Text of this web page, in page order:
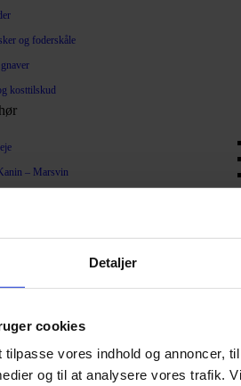
Detaljer
cookies
vores indhold og annoncer,
og til at analysere vores trafik.
og foderskåle
kosttilskud
– Marsvin